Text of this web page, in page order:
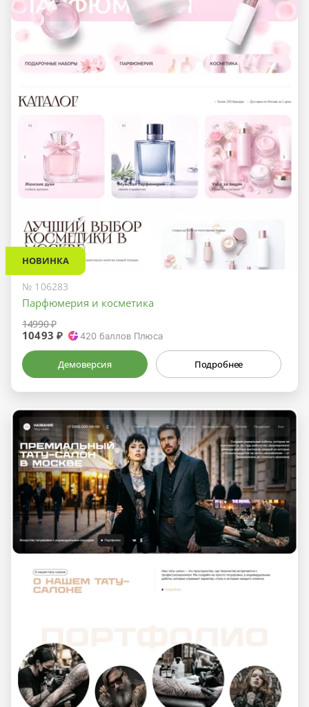
НОВИНКА
№ 106283
Парфюмерия и косметика
14990 ₽
10493 ₽ 420 баллов Плюса
Демоверсия Подробнее